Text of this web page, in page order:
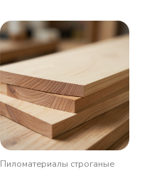
Пиломатериалы строганые